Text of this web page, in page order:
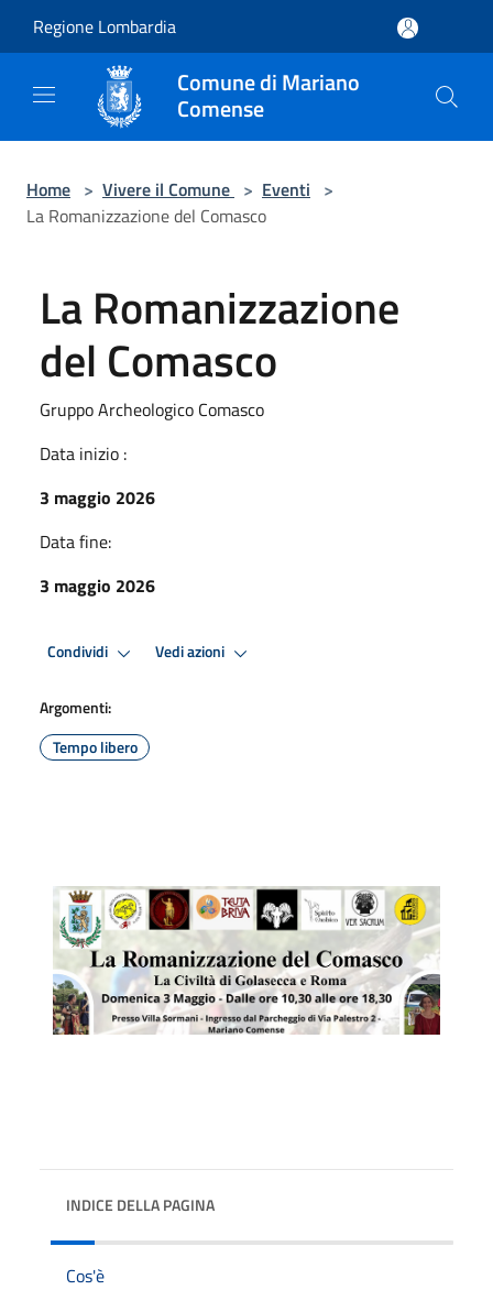
Regione Lombardia
Comune di Mariano
Comense
Home > Vivere il Comune > Eventi >
La Romanizzazione del Comasco
La Romanizzazione
del Comasco
Gruppo Archeologico Comasco
Data inizio :
3 maggio 2026
Data fine:
3 maggio 2026
Condividi Vedi azioni
Argomenti:
Tempo libero
INDICE DELLA PAGINA
Cos'è